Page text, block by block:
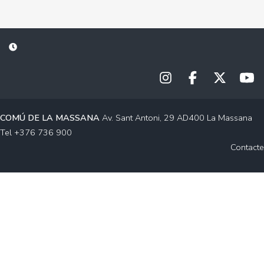
COMÚ DE LA MASSANA Av. Sant Antoni, 29 AD400 La Massana
Tel +376 736 900
Contacte